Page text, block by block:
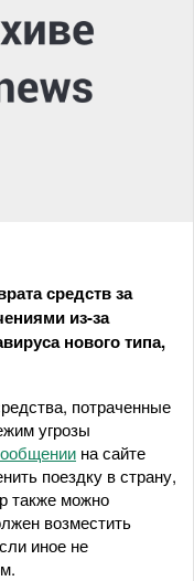
средств за
из-за
нового типа,
потраченные
угрозы
на сайте
поездку в страну,
также можно
возместить
иное не